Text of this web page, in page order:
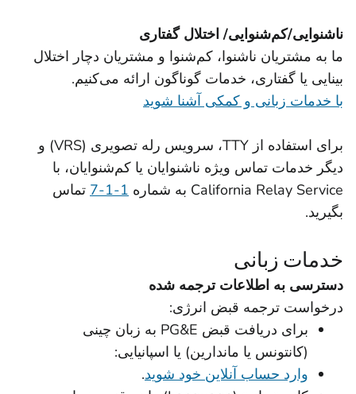
ناشنوایی/کم‌شنوایی/ اختلال گفتاری
ما به مشتریان ناشنوا، کم‌شنوا و مشتریان دچار اختلال
بینایی یا گفتاری، خدمات گوناگون ارائه می‌کنیم.
با خدمات زبانی و کمکی آشنا شوید
برای استفاده از TTY، سرویس رله تصویری (VRS) و
دیگر خدمات تماس ویژه ناشنوایان یا کم‌شنوایان، با
California Relay Service به شماره
‎7-1-1 تماس
بگیرید.
خدمات زبانی
دسترسی به اطلاعات ترجمه شده
درخواست ترجمه قبض انرژی:
برای دریافت قبض PG&E به زبان چینی
(کانتونس یا ماندارین) یا اسپانیایی:
وارد حساب آنلاین خود شوید.